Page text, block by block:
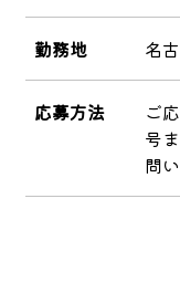
勤務地 名
応募方法
ご
号
問